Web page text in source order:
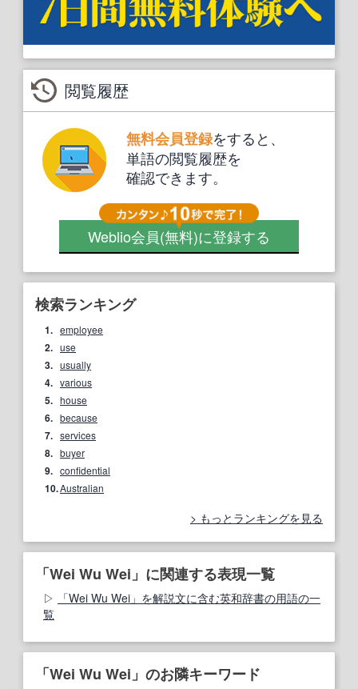
閲覧履歴
無料会員登録をすると、
単語の閲覧履歴を
確認できます。
Weblio会員(無料)に登録する
検索ランキング
1. employee
2. use
3. usually
4. various
5. house
6. because
7. services
8. buyer
9. confidential
10.Australian
もっとランキングを見る
「Wei Wu Wei」に関連する表現一覧
「Wei Wu Wei」を解説文に含む英和辞書の用語の一
覧
「Wei Wu Wei」のお隣キーワード